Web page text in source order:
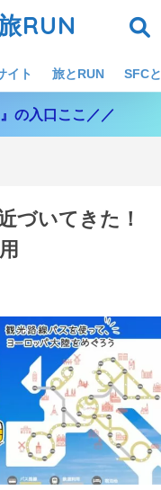
RUN
イト 旅とRUN SFC
の入口ここ／／
づいてきた！